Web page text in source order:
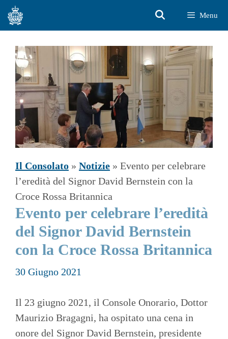
Vai
Menu
Il Consolato » Notizie » Evento per celebrare
l’eredità del Signor David Bernstein con la
Croce Rossa Britannica
Evento per celebrare l’eredità
del Signor David Bernstein
con la Croce Rossa Britannica
30 Giugno 2021
Il 23 giugno 2021, il Console Onorario, Dottor
Maurizio Bragagni, ha ospitato una cena in
onore del Signor David Bernstein, presidente